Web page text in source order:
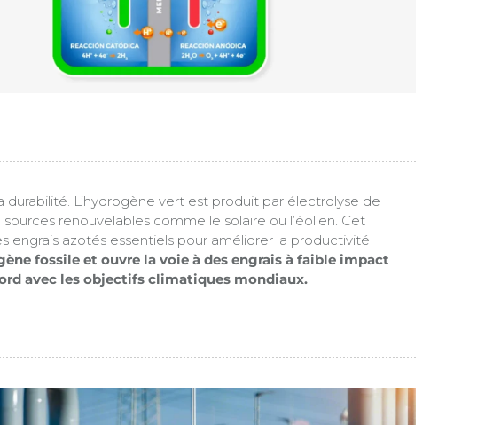
L’hydrogène vert est produit par électrolyse de
renouvelables comme le solaire ou l’éolien. Cet
engrais azotés essentiels pour améliorer la productivité
fossile et ouvre la voie à des engrais à faible impact
avec les objectifs climatiques mondiaux.